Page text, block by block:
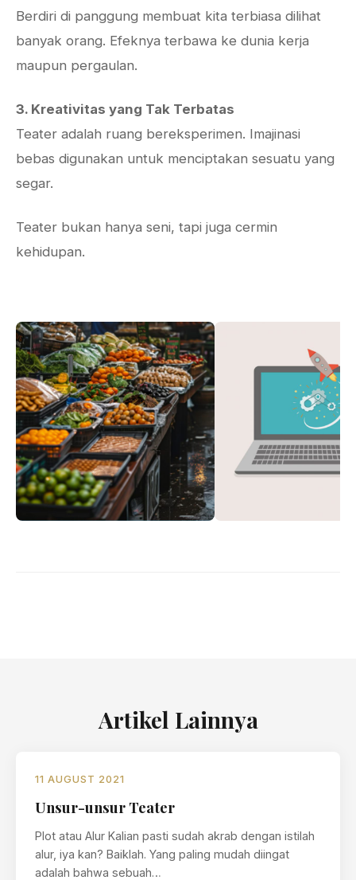
Berdiri di panggung membuat kita terbiasa dilihat
banyak orang. Efeknya terbawa ke dunia kerja
maupun pergaulan.
3. Kreativitas yang Tak Terbatas
Teater adalah ruang bereksperimen. Imajinasi
bebas digunakan untuk menciptakan sesuatu yang
segar.
Teater bukan hanya seni, tapi juga cermin
kehidupan.
Artikel Lainnya
11 AUGUST 2021
Unsur-unsur Teater
Plot atau Alur Kalian pasti sudah akrab dengan istilah
alur, iya kan? Baiklah. Yang paling mudah diingat
adalah bahwa sebuah…